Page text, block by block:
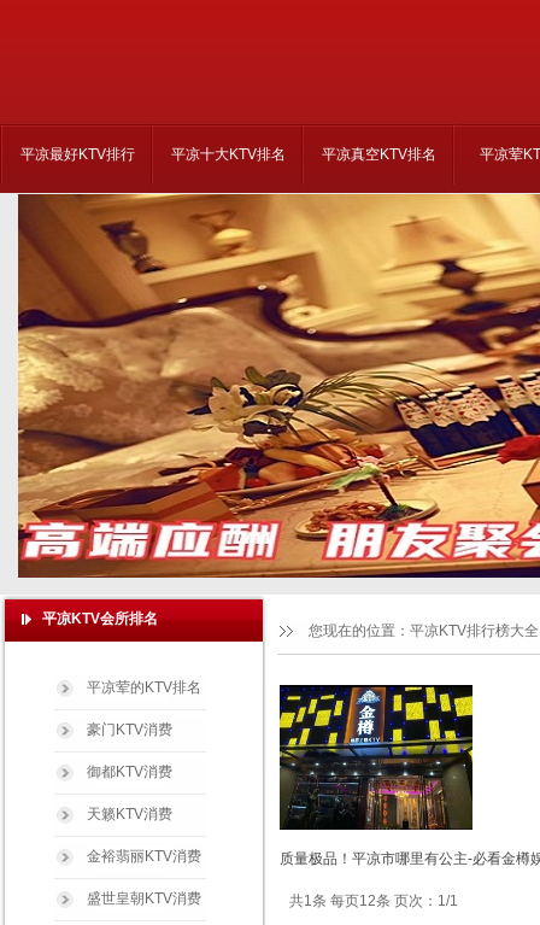
平凉最好KTV排行 平凉十大KTV排名 平凉真空KTV排名 平凉荤
质量极品！平凉市哪里有公主-必看金樽
共1条 每页12条 页次：1/1
您现在的位置： 平凉KTV排行榜大全
平凉KTV会所排名
平凉荤的KTV排名
豪门KTV消费
御都KTV消费
天籁KTV消费
金裕翡丽KTV消费
盛世皇朝KTV消费